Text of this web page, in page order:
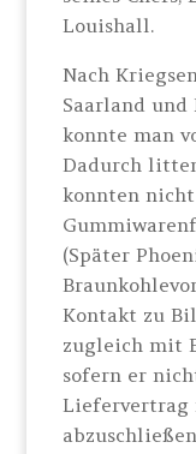
Louishall.
Nach
Saarland und
konnte man
Dadurch
konnten
(Später
Kontakt zu
zugleich mit
sofern er
Liefervertrag